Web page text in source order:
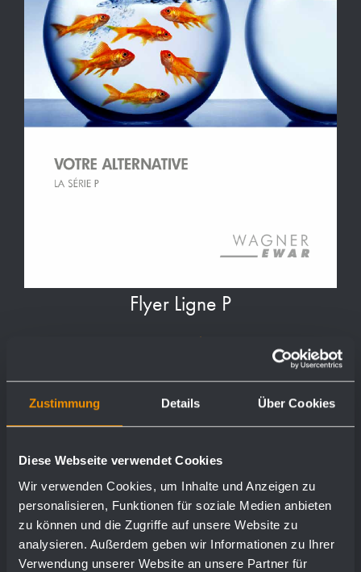
Zustimmung Details Über Cookies
Diese Webseite verwendet Cookies
Wir verwenden Cookies, um Inhalte und Anzeigen zu
personalisieren, Funktionen für soziale Medien anbieten
zu können und die Zugriffe auf unsere Website zu
analysieren. Außerdem geben wir Informationen zu Ihrer
Verwendung unserer Website an unsere Partner für
Flyer Ligne P
télécharger